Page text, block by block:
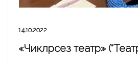
14.10.2022
«Чикләрсез театр»